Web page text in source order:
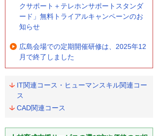
クサポート＋テレホンサポートスタンダ
ード」無料トライアルキャンペーンのお
知らせ
広島会場での定期開催研修は、2025年12
月で終了しました
IT関連コース・ヒューマンスキル関連コー
ス
CAD関連コース